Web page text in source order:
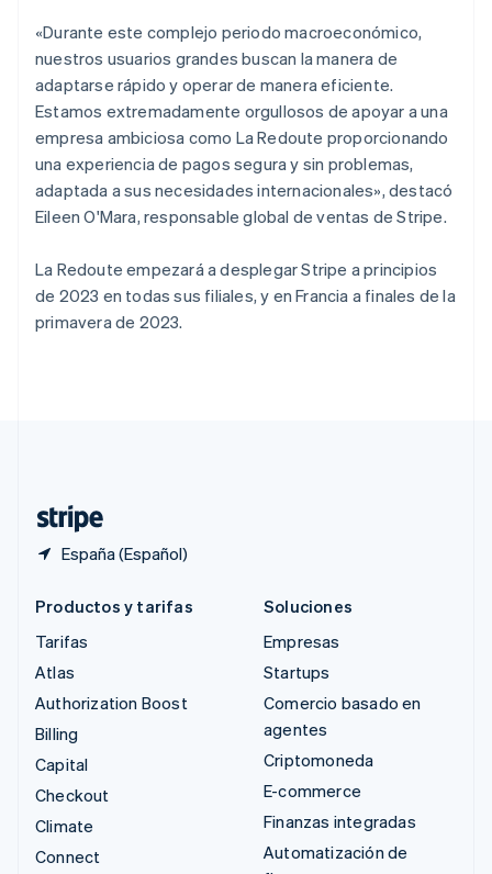
«Durante este complejo periodo macroeconómico,
nuestros usuarios grandes buscan la manera de
adaptarse rápido y operar de manera eficiente.
Estamos extremadamente orgullosos de apoyar a una
empresa ambiciosa como La Redoute proporcionando
una experiencia de pagos segura y sin problemas,
adaptada a sus necesidades internacionales», destacó
Eileen O'Mara, responsable global de ventas de Stripe.
La Redoute empezará a desplegar Stripe a principios
de 2023 en todas sus filiales, y en Francia a finales de la
primavera de 2023.
España (Español)
Países Bajos
NederlandsEnglish
Polonia
English
PortuguêsEnglish
RAE de Hong Kong, China
English 简体中文
Reino Unido
República Checa
English
Rumanía
English
Productos y tarifas
Tarifas
Atlas
Authorization Boost
Billing
Capital
Checkout
Climate
Connect
Soluciones
Empresas
Startups
Comercio basado en
agentes
Criptomoneda
E-commerce
Finanzas integradas
Automatización de